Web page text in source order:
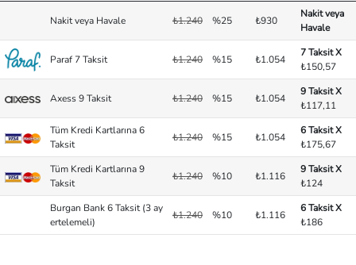
Nakit veya Havale ₺1.240 %25 ₺930
Nakit veya
Havale
Paraf 7 Taksit ₺1.240 %15 ₺1.054
7 Taksit X
₺150,57
Axess 9 Taksit ₺1.240 %15 ₺1.054
9 Taksit X
₺117,11
Tüm Kredi Kartlarına 6
Taksit
₺1.240 %15 ₺1.054
6 Taksit X
₺175,67
Tüm Kredi Kartlarına 9
Taksit
₺1.240 %10 ₺1.116
9 Taksit X
₺124
Burgan Bank 6 Taksit (3 ay
ertelemeli)
₺1.240 %10 ₺1.116
6 Taksit X
₺186